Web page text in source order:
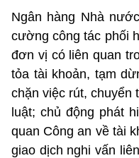
Ngân hàng Nhà
cường công tác phối
đơn vị có liên quan
tỏa tài khoản, tạm
chặn việc rút, chuyển
luật; chủ động phát
quan Công an về tài
giao dịch nghi vấn